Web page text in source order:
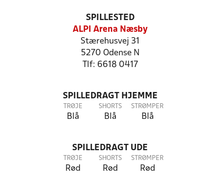
SPILLESTED
ALPI Arena Næsby
Stærehusvej 31
5270 Odense N
Tlf: 6618 0417
SPILLEDRAGT HJEMME
TRØJE
Blå
SHORTS
Blå
STRØMPER
Blå
SPILLEDRAGT UDE
TRØJE
Rød
SHORTS
Rød
STRØMPER
Rød